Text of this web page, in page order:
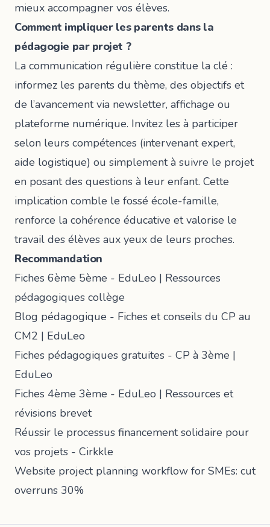
mieux accompagner vos élèves.
Comment impliquer les parents dans la
pédagogie par projet ?
La communication régulière constitue la clé :
informez les parents du thème, des objectifs et
de l’avancement via newsletter, affichage ou
plateforme numérique. Invitez les à participer
selon leurs compétences (intervenant expert,
aide logistique) ou simplement à suivre le projet
en posant des questions à leur enfant. Cette
implication comble le fossé école-famille,
renforce la cohérence éducative et valorise le
travail des élèves aux yeux de leurs proches.
Recommandation
Fiches 6ème 5ème - EduLeo | Ressources
pédagogiques collège
Blog pédagogique - Fiches et conseils du CP au
CM2 | EduLeo
Fiches pédagogiques gratuites - CP à 3ème |
EduLeo
Fiches 4ème 3ème - EduLeo | Ressources et
révisions brevet
Réussir le processus financement solidaire pour
vos projets - Cirkkle
Website project planning workflow for SMEs: cut
overruns 30%